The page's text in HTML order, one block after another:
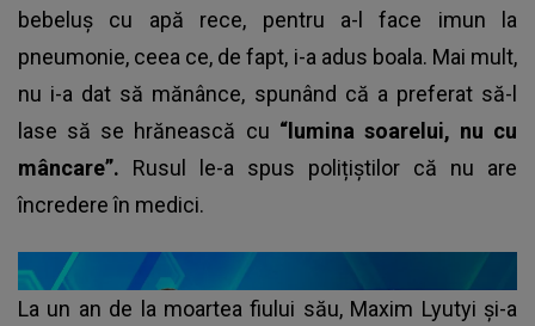
bebeluș cu apă rece, pentru a-l face imun la
pneumonie, ceea ce, de fapt, i-a adus boala. Mai mult,
nu i-a dat să mănânce, spunând că a preferat să-l
lase să se hrănească cu “lumina soarelui, nu cu
mâncare”. Rusul le-a spus polițiștilor că nu are
încredere în medici.
La un an de la moartea fiului său, Maxim Lyutyi și-a